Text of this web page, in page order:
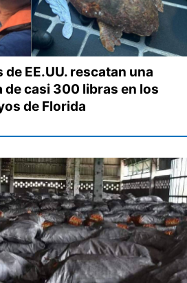
EE.UU. rescatan una
casi 300 libras en los
de Florida